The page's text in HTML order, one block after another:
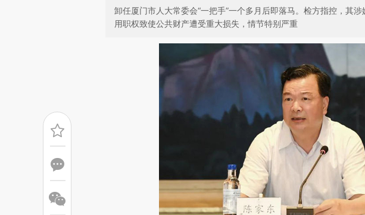
卸任厦门市人大常委会“一把手”一个多月后即落马。检方指控，其
用职权致使公共财产遭受重大损失，情节特别严重